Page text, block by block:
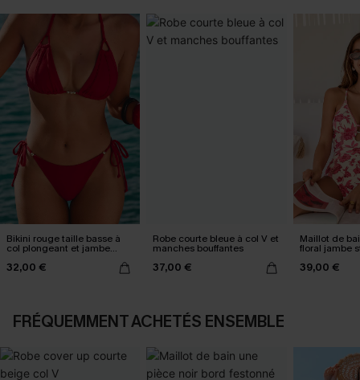
Bikini rouge taille basse à
col plongeant et jambe
haute
32,00 €
Robe courte bleue à col V et
manches bouffantes
37,00 €
Maillot de
floral jambe
plongeant
39,00 €
FRÉQUEMMENT ACHETÉS ENSEMBLE